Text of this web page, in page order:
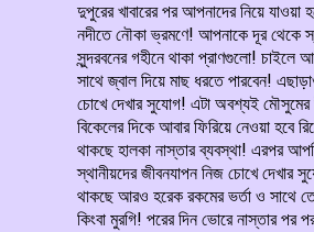
দুপুরের খাবারের পর আপনাদের নিয়ে যাওয়া
নদীতে নৌকা ভ্রমণে! আপনাকে দূর থেকে
সুন্দরবনের গহীনে থাকা প্রাণগুলো! চাইলে
সাথে জ্বাল দিয়ে মাছ ধরতে পারবেন!
চোখে দেখার সুযোগ! এটা অবশ্যই মৌসুমের
বিকেলের দিকে আবার ফিরিয়ে নেওয়া হবে
থাকছে হালকা নাস্তার ব্যবস্থা! এরপর
স্থানীয়দের জীবনযাপন নিজ চোখে দেখার
থাকছে আরও হরেক রকমের ভর্তা ও সাথে
কিংবা মুরগি! পরের দিন ভোরে নাস্তার পর